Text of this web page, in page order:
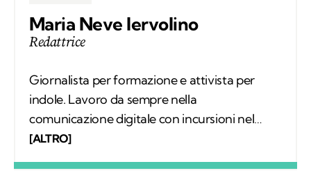
Maria Neve Iervolino
Redattrice
Giornalista per formazione e attivista per
indole. Lavoro da sempre nella
comunicazione digitale con incursioni nel
mondo della carta stampata, dove mi sono
[ALTRO]